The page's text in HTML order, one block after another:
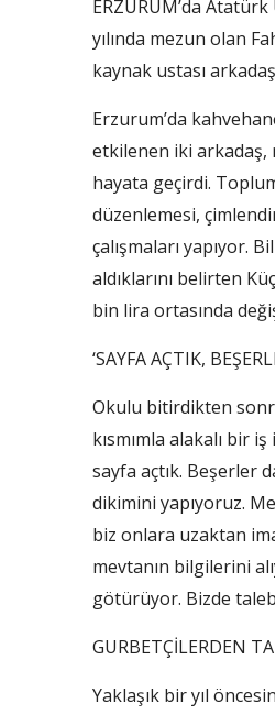
ERZURUM’da
yılında mezun olan
kaynak ustası
Erzurum’da
etkilenen iki arkadaş,
hayata geçirdi.
düzenlemesi,
çalışmaları yapıyor.
aldıklarını belirten
bin lira ortasında
‘SAYFA AÇTIK,
Okulu bitirdikten
kısmımla alakalı bir
sayfa açtık. Beşerler
dikimini yapıyoruz.
biz onlara uzaktan
mevtanın bilgilerini
götürüyor. Bizde
GURBETÇİLERDEN
Yaklaşık bir yıl